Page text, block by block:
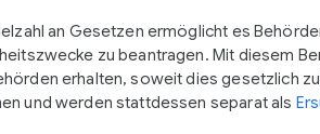
an Gesetzen ermöglicht es
zu beantragen. Mit diesem
erhalten, soweit dies gesetzlich
und werden stattdessen separat als